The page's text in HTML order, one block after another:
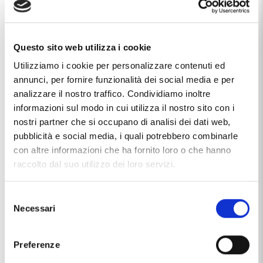
Questo sito web utilizza i cookie
Utilizziamo i cookie per personalizzare contenuti ed
annunci, per fornire funzionalità dei social media e per
analizzare il nostro traffico. Condividiamo inoltre
informazioni sul modo in cui utilizza il nostro sito con i
nostri partner che si occupano di analisi dei dati web,
pubblicità e social media, i quali potrebbero combinarle
con altre informazioni che ha fornito loro o che hanno
raccolto dal suo utilizzo dei loro servizi.
delNecessari
Preferenze
Materiale
Questo articolo dal nomePENNA STILOGRAFICA RESINA
NERA FINITURE DORATE AURORA DE LUXE CON
CONFEZIONE
, distribuito dal marchio AURORA
, che trovi
nella categoriaIDEE REGALO , e più precisamente nella
sottocategoria STRUMENTI DI SCRITTURA, è un prodotto
al momento non disponibile ed il prezzo di questo prodotto
è pari a € 207,00.